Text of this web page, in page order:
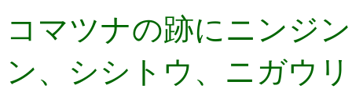
コマツナの跡にニンジ
ン、シシトウ、ニガウ